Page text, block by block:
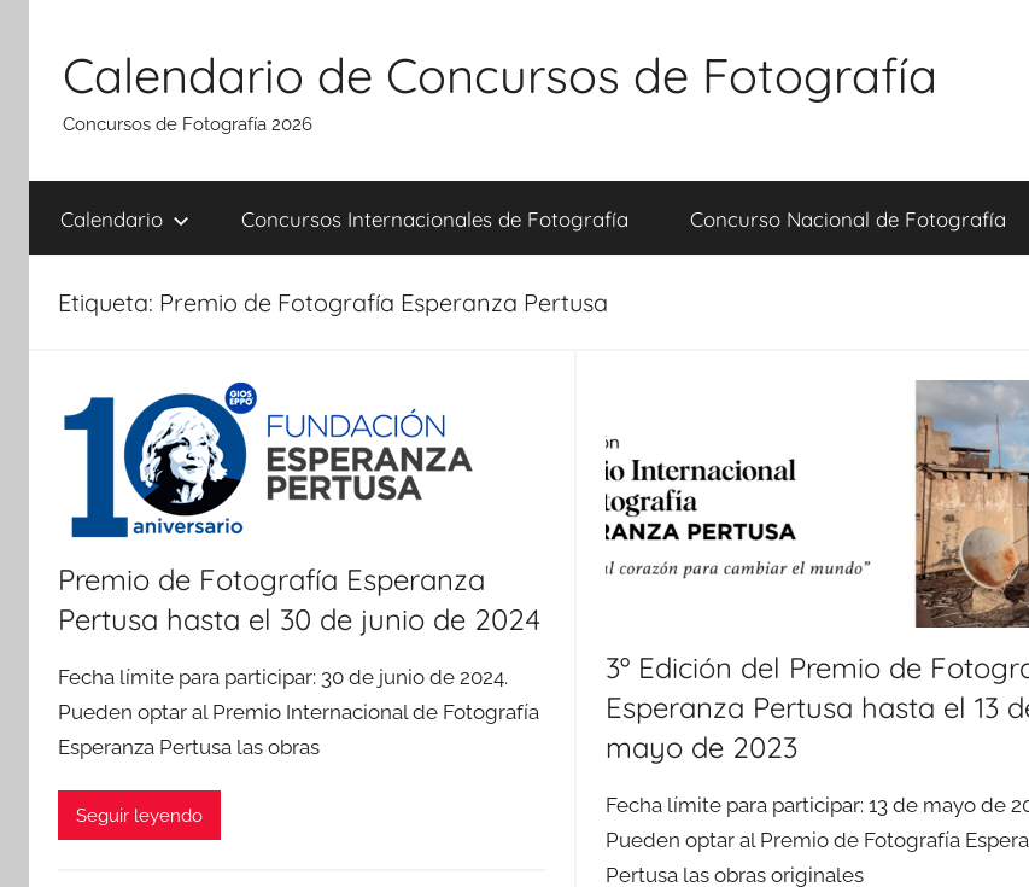
contenido
Calendario de Concursos de Fotografía
Concursos de Fotografía 2026
Calendario Concursos Internacionales de Fotografía Concurso Nacional de Fotografía
Etiqueta: Premio de Fotografía Esperanza Pertusa
Premio de Fotografía Esperanza
Pertusa hasta el 30 de junio de 2024
Fecha límite para participar: 30 de junio de 2024.
Pueden optar al Premio Internacional de Fotografía
Esperanza Pertusa las obras
Seguir leyendo
3º Edición del Premio de
Esperanza Pertusa hasta el 13
mayo de 2023
Fecha límite para participar: 13 de mayo de
Pueden optar al Premio de Fotografía
Pertusa las obras originales